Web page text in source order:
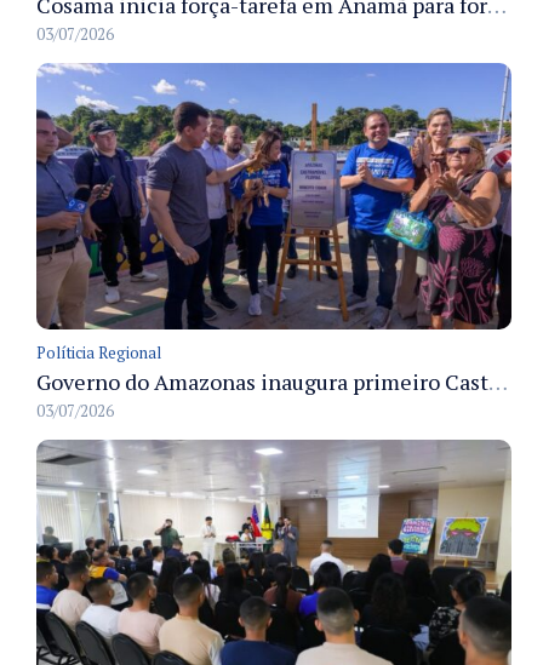
03/07/2026
Políticia Regional
Governo do Amazonas inaugura primeiro Castramóvel Fluvial para atendimento veterinário às comunidades ribeirinhas e castração gratuita
03/07/2026